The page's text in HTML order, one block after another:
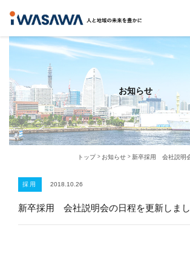
お知らせ
トップ お知らせ 新卒採用 会社説明
採用 2018.10.26
新卒採用 会社説明会の日程を更新しまし